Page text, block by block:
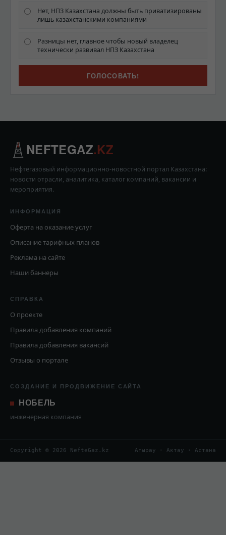
Нет, НПЗ Казахстана должны быть приватизированы
лишь казахстанскими компаниями
Разницы нет, главное чтобы новый владелец
технически развивал НПЗ Казахстана
NEFTEGAZ.KZ
Нефтегазовый информационно-новостной портал Казахстана:
новости отрасли, аналитика, каталог компаний, вакансии и
мероприятия.
ИНФОРМАЦИЯ
Оферта на оказание услуг
Описание тарифных планов
Реклама на сайте
Наши баннеры
СПРАВКА
О проекте
Правила добавления компаний
Правила добавления вакансий
Отзывы о портале
СОЗДАНИЕ И ПРОДВИЖЕНИЕ САЙТА
НОБЕЛЬ
инженерная компания
Copyright © 2026 NefteGaz.kz Атырау · Актау · Астана